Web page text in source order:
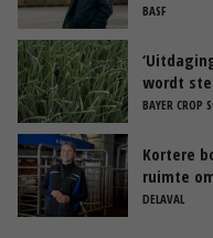
BASF
wordt
BAYER CROP
Kortere
ruimte
DELAVAL